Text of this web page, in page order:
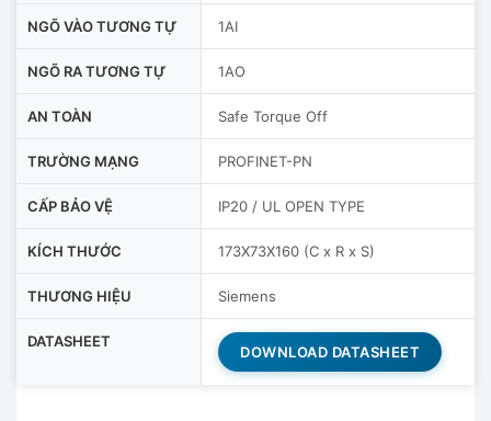
NGÕ VÀO TƯƠNG TỰ 1AI
NGÕ RA TƯƠNG TỰ 1AO
AN TOÀN Safe Torque Off
TRƯỜNG MẠNG PROFINET-PN
CẤP BẢO VỆ IP20 / UL OPEN TYPE
KÍCH THƯỚC 173X73X160 (C x R x S)
THƯƠNG HIỆU Siemens
DATASHEET
DOWNLOAD DATASHEET